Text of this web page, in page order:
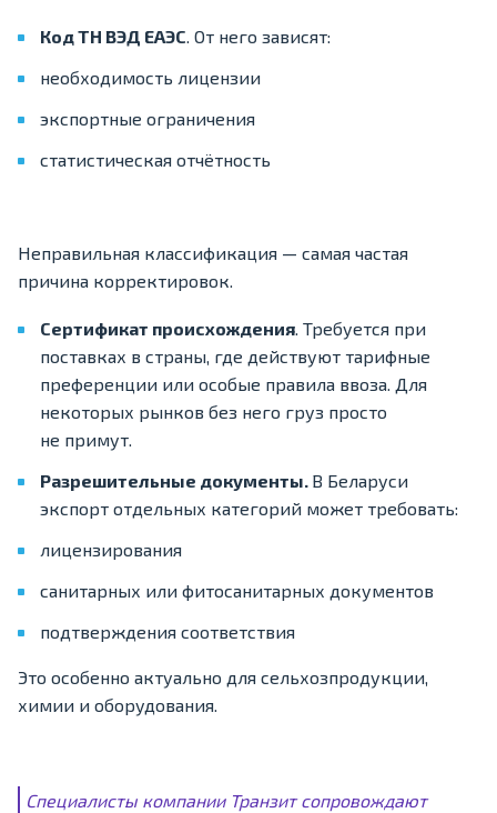
Код ТН ВЭД ЕАЭС. От него зависят:
необходимость лицензии
экспортные ограничения
статистическая отчётность
Неправильная классификация — самая частая
причина корректировок.
Сертификат происхождения. Требуется при
поставках в страны, где действуют тарифные
преференции или особые правила ввоза. Для
некоторых рынков без него груз просто
не примут.
Разрешительные документы. В Беларуси
экспорт отдельных категорий может требовать:
лицензирования
санитарных или фитосанитарных документов
подтверждения соответствия
Это особенно актуально для сельхозпродукции,
химии и оборудования.
Специалисты компании Транзит сопровождают